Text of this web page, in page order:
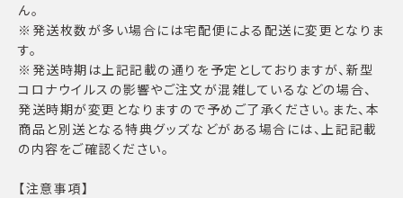
ん。
※発送枚数が多い場合には宅配便による配送に変更となりま
す。
※発送時期は上記記載の通りを予定としておりますが、新型
コロナウイルスの影響やご注文が混雑しているなどの場合、
発送時期が変更となりますので予めご了承ください。また、本
商品と別送となる特典グッズなどがある場合には、上記記載
の内容をご確認ください。
【注意事項】